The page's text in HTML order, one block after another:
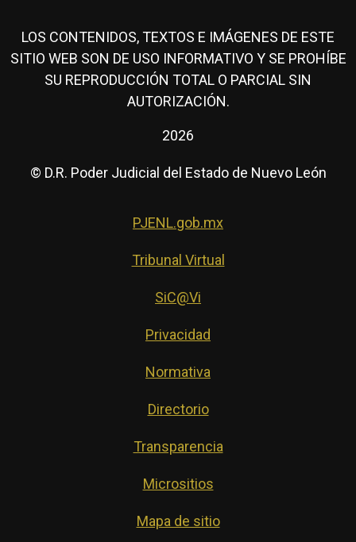
LOS CONTENIDOS, TEXTOS E IMÁGENES DE ESTE
SITIO WEB SON DE USO INFORMATIVO Y SE PROHÍBE
SU REPRODUCCIÓN TOTAL O PARCIAL SIN
AUTORIZACIÓN.
2026
© D.R. Poder Judicial del Estado de Nuevo León
PJENL.gob.mx
Tribunal Virtual
SiC@Vi
Privacidad
Normativa
Directorio
Transparencia
Micrositios
Mapa de sitio